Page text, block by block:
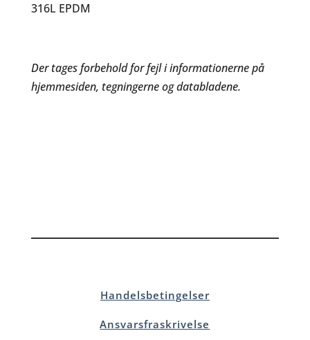
316L EPDM
Der tages forbehold for fejl i informationerne på
hjemmesiden, tegningerne og databladene.
Handelsbetingelser
Ansvarsfraskrivelse